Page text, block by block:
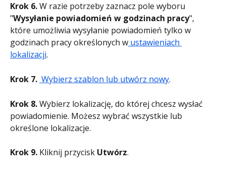
Krok 6. W razie potrzeby zaznacz pole wyboru
"Wysyłanie powiadomień w godzinach pracy",
które umożliwia wysyłanie powiadomień tylko w
godzinach pracy określonych w ustawieniach
lokalizacji.
Krok 7. Wybierz szablon lub utwórz nowy.
Krok 8. Wybierz lokalizację, do której chcesz wysłać
powiadomienie. Możesz wybrać wszystkie lub
określone lokalizacje.
Krok 9. Kliknij przycisk Utwórz.